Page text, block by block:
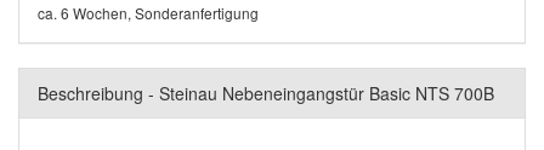
ca. 6 Wochen, Sonderanfertigung
Beschreibung - Steinau Nebeneingangstür Basic NTS 700B